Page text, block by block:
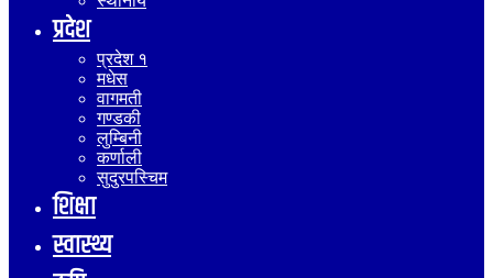
प्रदेश
प्रदेश १
मधेस
वागमती
गण्डकी
लुम्बिनी
कर्णाली
सुदुरपस्चिम
शिक्षा
स्वास्थ्य